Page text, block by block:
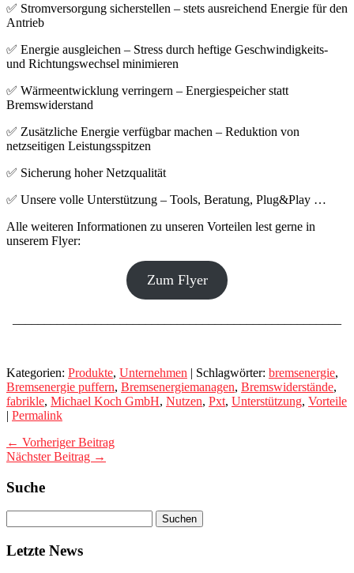
✅ Stromversorgung sicherstellen – stets ausreichend Energie für den
Antrieb
✅ Energie ausgleichen – Stress durch heftige Geschwindigkeits-
und Richtungswechsel minimieren
✅ Wärmeentwicklung verringern – Energiespeicher statt
Bremswiderstand
✅ Zusätzliche Energie verfügbar machen – Reduktion von
netzseitigen Leistungsspitzen
✅ Sicherung hoher Netzqualität
✅ Unsere volle Unterstützung – Tools, Beratung, Plug&Play …
Alle weiteren Informationen zu unseren Vorteilen lest gerne in
unserem Flyer:
Zum Flyer
Kategorien: Produkte, Unternehmen | Schlagwörter: bremsenergie,
Bremsenergie puffern, Bremsenergiemanagen, Bremswiderstände,
fabrikle, Michael Koch GmbH, Nutzen, Pxt, Unterstützung, Vorteile
| Permalink
← Vorheriger Beitrag
Nächster Beitrag →
Suche
Letzte News